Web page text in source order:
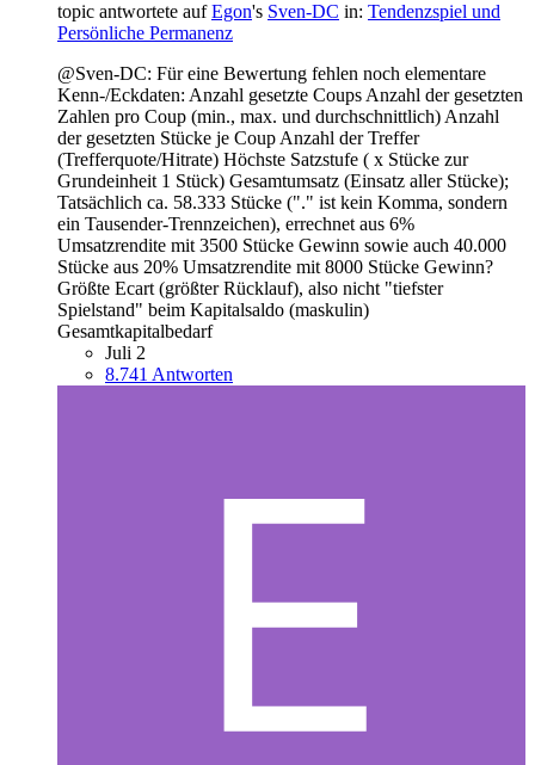
topic antwortete aufEgon's Sven-DC in: Tendenzspiel und
Persönliche Permanenz
@Sven-DC: Für eine Bewertung fehlen noch elementare
Kenn-/Eckdaten: Anzahl gesetzte Coups Anzahl der gesetzten
Zahlen pro Coup (min., max. und durchschnittlich) Anzahl
der gesetzten Stücke je Coup Anzahl der Treffer
(Trefferquote/Hitrate) Höchste Satzstufe ( x Stücke zur
Grundeinheit 1 Stück) Gesamtumsatz (Einsatz aller Stücke);
Tatsächlich ca. 58.333 Stücke ("." ist kein Komma, sondern
ein Tausender-Trennzeichen), errechnet aus 6%
Umsatzrendite mit 3500 Stücke Gewinn sowie auch 40.000
Stücke aus 20% Umsatzrendite mit 8000 Stücke Gewinn?
Größte Ecart (größter Rücklauf), also nicht "tiefster
Spielstand" beim Kapitalsaldo (maskulin)
Gesamtkapitalbedarf
Juli 2
8.741 Antworten